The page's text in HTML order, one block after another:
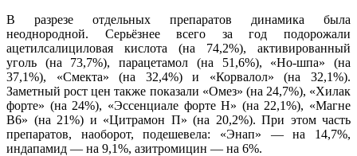
В разрезе отдельных препаратов динамика была
неоднородной. Серьёзнее всего за год подорожали
ацетилсалициловая кислота (на 74,2%), активированный
уголь (на 73,7%), парацетамол (на 51,6%), «Но-шпа» (на
37,1%), «Смекта» (на 32,4%) и «Корвалол» (на 32,1%).
Заметный рост цен также показали «Омез» (на 24,7%), «Хилак
форте» (на 24%), «Эссенциале форте Н» (на 22,1%), «Магне
В6» (на 21%) и «Цитрамон П» (на 20,2%). При этом часть
препаратов, наоборот, подешевела: «Энап» — на 14,7%,
индапамид — на 9,1%, азитромицин — на 6%.